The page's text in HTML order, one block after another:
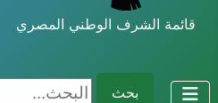
قائمة الشرف الوطني المصري
بحث البحث...